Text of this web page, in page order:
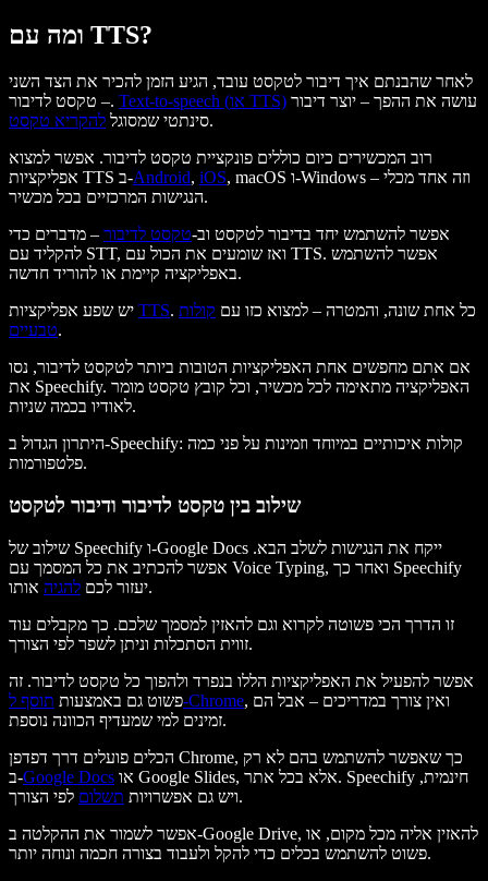
ומה עם TTS?
לאחר שהבנתם איך דיבור לטקסט עובד, הגיע הזמן להכיר את הצד השני
– טקסט לדיבור.
Text-to-speech (או TTS)
סינתטי שמסוגל להקריא טקסט
.
רוב המכשירים כיום כוללים פונקציית טקסט לדיבור. אפשר למצוא
אפליקציות TTS ב-Android, iOS, macOS ו-Windows – וזה אחד מכלי
הנגישות המרכזיים בכל מכשיר.
אפשר להשתמש יחד בדיבור לטקסט וב-טקסט לדיבור – מדברים כדי
להקליד עם STT, ואז שומעים את הכול עם TTS. אפשר להשתמש
באפליקציה קיימת או להוריד חדשה.
TTS . כל אחת שונה, והמטרה – למצוא כזו עם קולות
טבעיים.
אם אתם מחפשים אחת האפליקציות הטובות ביותר לטקסט לדיבור, נסו
את Speechify. האפליקציה מתאימה לכל מכשיר, וכל קובץ טקסט מומר
לאודיו בכמה שניות.
היתרון הגדול ב-Speechify: קולות איכותיים במיוחד וזמינות על פני כמה
פלטפורמות.
שילוב בין טקסט לדיבור ודיבור לטקסט
שילוב של Speechify ו-Google Docs ייקח את הנגישות לשלב הבא.
אפשר להכתיב את כל המסמך עם Voice Typing, ואחר כך Speechify
יעזור לכם להגיה
אותו.
זו הדרך הכי פשוטה לקרוא וגם להאזין למסמך שלכם. כך מקבלים עוד
זווית הסתכלות וניתן לשפר לפי הצורך.
אפשר להפעיל את האפליקציות הללו בנפרד ולהפוך כל טקסט לדיבור. זה
פשוט גם באמצעותתוסף ל-Chrome, ואין צורך במדריכים – אבל הם
זמינים למי שמעדיף הכוונה נוספת.
הכלים פועלים דרך דפדפן Chrome, כך שאפשר להשתמש בהם לא רק
ב-Google Docs
ויש גם אפשרויות תשלום
לפי הצורך.
אפשר לשמור את ההקלטה ב-Google Drive, להאזין אליה מכל מקום, או
פשוט להשתמש בכלים כדי להקל ולעבוד בצורה חכמה ונוחה יותר.